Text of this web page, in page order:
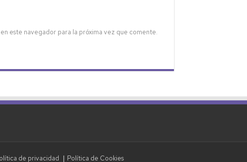
este navegador para la próxima vez que comente.
de privacidad Política de Cookies